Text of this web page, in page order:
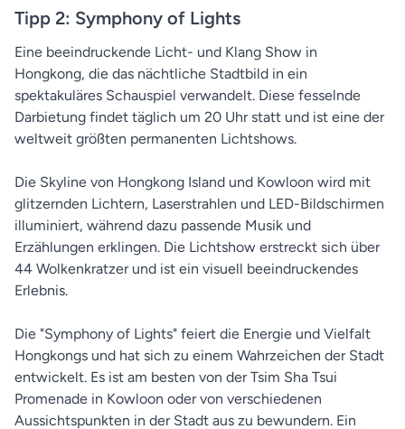
Tipp 2: Symphony of Lights
Eine beeindruckende Licht- und Klang Show in
Hongkong, die das nächtliche Stadtbild in ein
spektakuläres Schauspiel verwandelt. Diese fesselnde
Darbietung findet täglich um 20 Uhr statt und ist eine der
weltweit größten permanenten Lichtshows.
Die Skyline von Hongkong Island und Kowloon wird mit
glitzernden Lichtern, Laserstrahlen und LED-Bildschirmen
illuminiert, während dazu passende Musik und
Erzählungen erklingen. Die Lichtshow erstreckt sich über
44 Wolkenkratzer und ist ein visuell beeindruckendes
Erlebnis.
Die "Symphony of Lights" feiert die Energie und Vielfalt
Hongkongs und hat sich zu einem Wahrzeichen der Stadt
entwickelt. Es ist am besten von der Tsim Sha Tsui
Promenade in Kowloon oder von verschiedenen
Aussichtspunkten in der Stadt aus zu bewundern. Ein